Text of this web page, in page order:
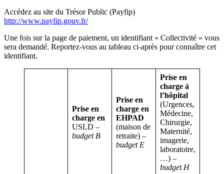
Accédez au site du Trésor Public (Payfip)
http://www.payfip.gouv.fr/
Une fois sur la page de paiement, un identifiant « Collectivité » vous
sera demandé. Reportez-vous au tableau ci-après pour connaître cet
identifiant.
Prise en
charge en
USLD –
budget B
Prise en
charge en
EHPAD
(maison de
retraite) –
budget E
Prise en
charge à
l’hôpital
(Urgences,
Médecine,
Chirurgie,
Maternité,
imagerie,
laboratoire,
…) –
budget H